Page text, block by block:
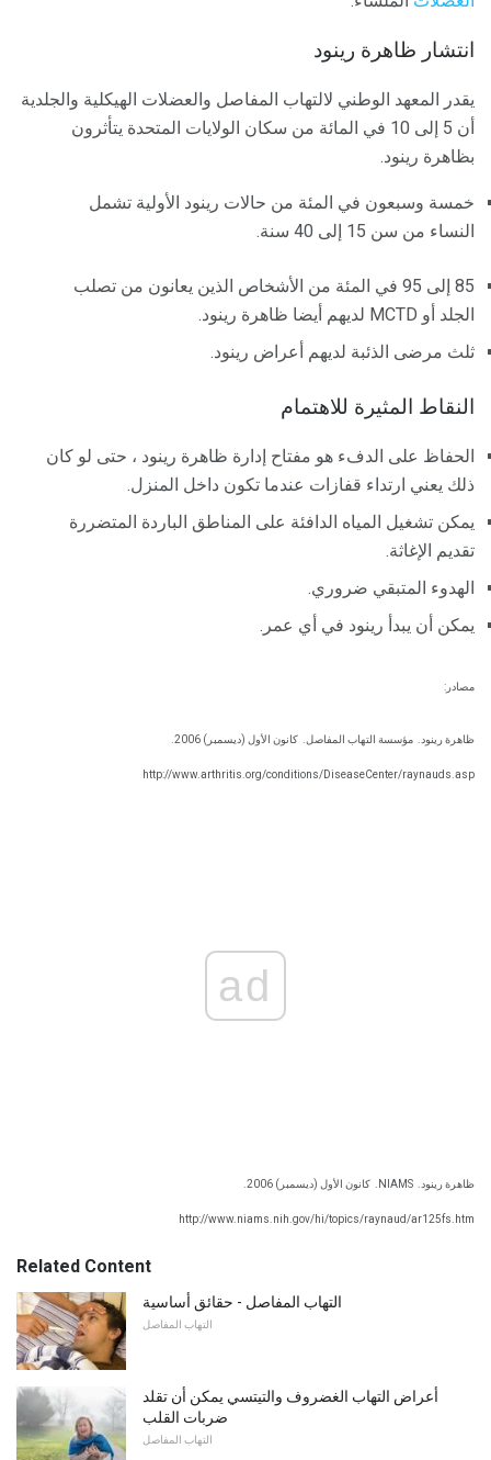
انتشار ظاهرة رينود
يقدر المعهد الوطني لالتهاب المفاصل والعضلات الهيكلية والجلدية
أن 5 إلى 10 في المائة من سكان الولايات المتحدة يتأثرون
بظاهرة رينود.
خمسة وسبعون في المئة من حالات رينود الأولية تشمل
النساء من سن 15 إلى 40 سنة.
85 إلى 95 في المئة من الأشخاص الذين يعانون من تصلب
الجلد أو MCTD لديهم أيضا ظاهرة رينود.
ثلث مرضى الذئبة لديهم أعراض رينود.
النقاط المثيرة للاهتمام
الحفاظ على الدفء هو مفتاح إدارة ظاهرة رينود ، حتى لو كان
ذلك يعني ارتداء قفازات عندما تكون داخل المنزل.
يمكن تشغيل المياه الدافئة على المناطق الباردة المتضررة
تقديم الإغاثة.
الهدوء المتبقي ضروري.
يمكن أن يبدأ رينود في أي عمر.
مصادر:
ظاهرة رينود. مؤسسة التهاب المفاصل. كانون الأول (ديسمبر) 2006.
http://www.arthritis.org/conditions/DiseaseCenter/raynauds.asp
ad
ظاهرة رينود. NIAMS. كانون الأول (ديسمبر) 2006.
http://www.niams.nih.gov/hi/topics/raynaud/ar125fs.htm
Related Content
التهاب المفاصل - حقائق أساسية
التهاب المفاصل
أعراض التهاب الغضروف والتيتسي يمكن أن تقلد
ضربات القلب
التهاب المفاصل